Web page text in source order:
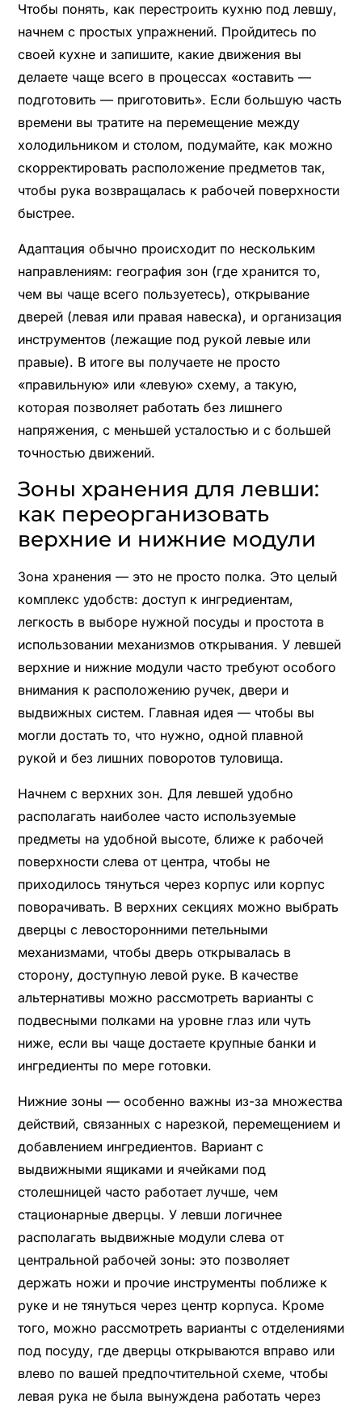
Чтобы понять, как перестроить кухню под левшу,
начнем с простых упражнений. Пройдитесь по
своей кухне и запишите, какие движения вы
делаете чаще всего в процессах «оставить —
подготовить — приготовить». Если большую часть
времени вы тратите на перемещение между
холодильником и столом, подумайте, как можно
скорректировать расположение предметов так,
чтобы рука возвращалась к рабочей поверхности
быстрее.
Адаптация обычно происходит по нескольким
направлениям: география зон (где хранится то,
чем вы чаще всего пользуетесь), открывание
дверей (левая или правая навеска), и организация
инструментов (лежащие под рукой левые или
правые). В итоге вы получаете не просто
«правильную» или «левую» схему, а такую,
которая позволяет работать без лишнего
напряжения, с меньшей усталостью и с большей
точностью движений.
Зоны хранения для левши:
как переорганизовать
верхние и нижние модули
Зона хранения — это не просто полка. Это целый
комплекс удобств: доступ к ингредиентам,
легкость в выборе нужной посуды и простота в
использовании механизмов открывания. У левшей
верхние и нижние модули часто требуют особого
внимания к расположению ручек, двери и
выдвижных систем. Главная идея — чтобы вы
могли достать то, что нужно, одной плавной
рукой и без лишних поворотов туловища.
Начнем с верхних зон. Для левшей удобно
располагать наиболее часто используемые
предметы на удобной высоте, ближе к рабочей
поверхности слева от центра, чтобы не
приходилось тянуться через корпус или корпус
поворачивать. В верхних секциях можно выбрать
дверцы с левосторонними петельными
механизмами, чтобы дверь открывалась в
сторону, доступную левой руке. В качестве
альтернативы можно рассмотреть варианты с
подвесными полками на уровне глаз или чуть
ниже, если вы чаще достаете крупные банки и
ингредиенты по мере готовки.
Нижние зоны — особенно важны из-за множества
действий, связанных с нарезкой, перемещением и
добавлением ингредиентов. Вариант с
выдвижными ящиками и ячейками под
столешницей часто работает лучше, чем
стационарные дверцы. У левши логичнее
располагать выдвижные модули слева от
центральной рабочей зоны: это позволяет
держать ножи и прочие инструменты поближе к
руке и не тянуться через центр корпуса. Кроме
того, можно рассмотреть варианты с отделениями
под посуду, где дверцы открываются вправо или
влево по вашей предпочтительной схеме, чтобы
левая рука не была вынуждена работать через